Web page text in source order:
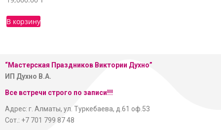
В корзину
“Мастерская Праздников Виктории Духно”
ИП Духно В.А.
Все встречи строго по записи!!!
Адрес: г. Алматы, ул. Туркебаева, д.61 оф.53
Сот.: +7 701 799 87 48